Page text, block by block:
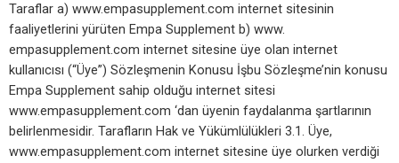
Taraflar a) www.empasupplement.com internet sitesinin
faaliyetlerini yürüten Empa Supplement b) www.
empasupplement.com internet sitesine üye olan internet
kullanıcısı (“Üye”) Sözleşmenin Konusu İşbu Sözleşme’nin konusu
Empa Supplement sahip olduğu internet sitesi
www.empasupplement.com ‘dan üyenin faydalanma şartlarının
belirlenmesidir. Tarafların Hak ve Yükümlülükleri 3.1. Üye,
www.empasupplement.com internet sitesine üye olurken verdiği